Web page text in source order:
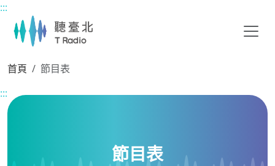
主要內容區塊
:::
首頁
節目表
:::
節目表